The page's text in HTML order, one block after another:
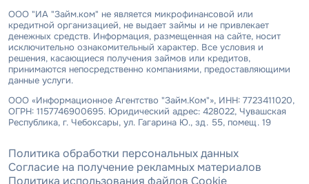
ООО "ИА "Займ.ком" не является микрофинансовой или
кредитной организацией, не выдает займы и не привлекает
денежных средств. Информация, размещенная на сайте, носит
исключительно ознакомительный характер. Все условия и
решения, касающиеся получения займов или кредитов,
принимаются непосредственно компаниями, предоставляющими
данные услуги.
ООО «Информационное Агентство "Займ.Ком"», ИНН: 7723411020,
ОГРН: 1157746900695. Юридический адрес: 428022, Чувашская
Республика, г. Чебоксары, ул. Гагарина Ю., зд. 55, помещ. 19
Политика обработки персональных данных
Согласие на получение рекламных материалов
Политика использования файлов Cookie